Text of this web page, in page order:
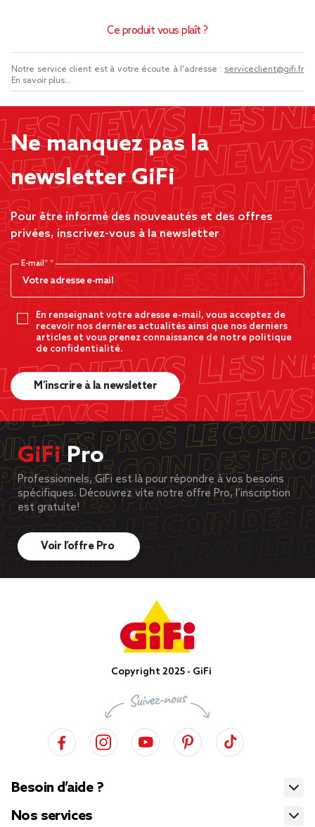
Ce produit vous plaît ?
Notre service client est à votre écoute à l'adresse : serviceclient@gifi.fr
En savoir plus...
Ne manquez pas la
newsletter GiFi
Pour être informé des nouveautés et des offres
privées, inscrivez-vous à la newsletter
E-mail*
En renseignant votre adresse e-mail, vous acceptez de
recevoir nos dernères actualités ainsi que nos derniers
articles et vous prenez connaissance de notre politique
de confidentialité.
M’inscrire à la newsletter
GiFiPro
Professionnels, GiFi est là pour répondre à vos besoins
spécifiques. Découvrez vite notre offre Pro, l’inscription
est gratuite!
Voir l’offre Pro
Copyright 2025 - GiFi
Besoin d’aide ?
Nos services